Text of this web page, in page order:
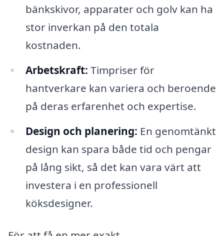
bänkskivor, apparater och golv kan ha
stor inverkan på den totala
kostnaden.
Arbetskraft: Timpriser för
hantverkare kan variera och beroende
på deras erfarenhet och expertise.
Design och planering: En genomtänkt
design kan spara både tid och pengar
på lång sikt, så det kan vara värt att
investera i en professionell
köksdesigner.